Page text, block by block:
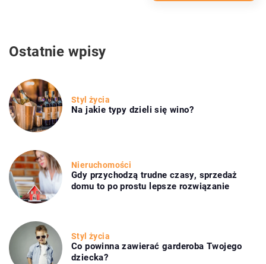
Ostatnie wpisy
Styl życia
Na jakie typy dzieli się wino?
Nieruchomości
Gdy przychodzą trudne czasy, sprzedaż
domu to po prostu lepsze rozwiązanie
Styl życia
Co powinna zawierać garderoba Twojego
dziecka?